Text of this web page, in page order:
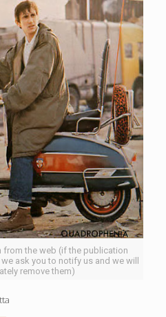
from the web (if the publication
ask you to notify us and we will
remove them)